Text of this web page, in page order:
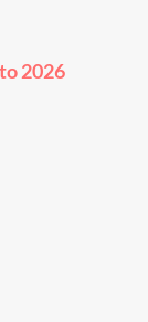
2026